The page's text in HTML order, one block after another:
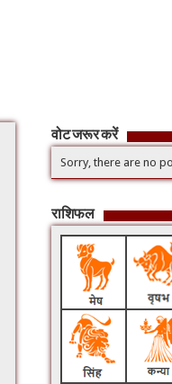
वोट जरूर करें
Sorry, there are no
राशिफल